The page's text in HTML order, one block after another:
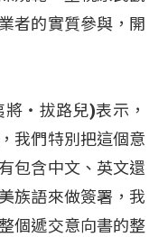
者的實質參與，開
‧拔路兒)表示，
我們特別把這個意
包含中文、英文還
族語來做簽署，我
個遞交意向書的整